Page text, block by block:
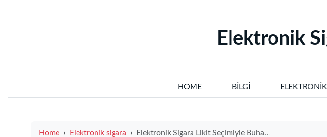
‌Elektronik
HOME BILGI
Home Elektronik sigara Elektronik Sigara Likit Seçimiyle Buharın Tadını Çıkarın